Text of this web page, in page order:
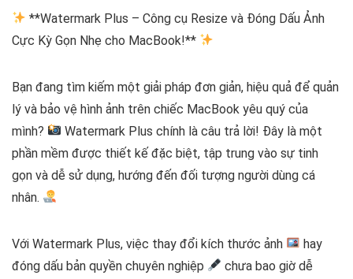
**Watermark Plus – Công cụ Resize và Đóng Dấu Ảnh
Cực Kỳ Gọn Nhẹ cho MacBook!**
Bạn đang tìm kiếm một giải pháp đơn giản, hiệu quả để quản
lý và bảo vệ hình ảnh trên chiếc MacBook yêu quý của
mình?
Watermark Plus chính là câu trả lời! Đây là một
phần mềm được thiết kế đặc biệt, tập trung vào sự tinh
gọn và dễ sử dụng, hướng đến đối tượng người dùng cá
nhân.
Với Watermark Plus, việc thay đổi kích thước ảnh
hay
đóng dấu bản quyền chuyên nghiệp
chưa bao giờ dễ